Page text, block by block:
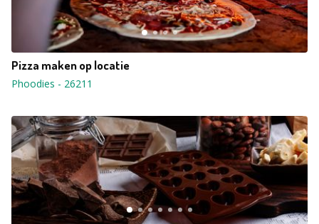
Pizza maken op locatie
Phoodies - 26211